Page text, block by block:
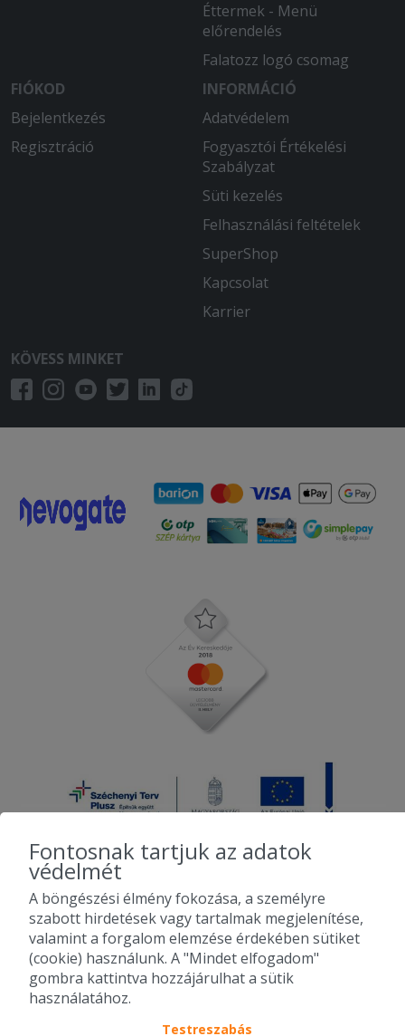
Éttermek - Menü
előrendelés
Falatozz logó csomag
FIÓKOD
Bejelentkezés
Regisztráció
INFORMÁCIÓ
Adatvédelem
Fogyasztói Értékelési
Szabályzat
Süti kezelés
Felhasználási feltételek
SuperShop
Kapcsolat
Karrier
KÖVESS MINKET
2010-2026 Copyright - Falatozz.hu - Diston-line Kft.
Pizza, gyros, hamburger, menük kedvező áron, egy helyen az összes
étterem ajánlata.
Fontosnak tartjuk az adatok
védelmét
A böngészési élmény fokozása, a személyre
szabott hirdetések vagy tartalmak megjelenítése,
valamint a forgalom elemzése érdekében sütiket
(cookie) használunk. A "Mindet elfogadom"
gombra kattintva hozzájárulhat a sütik
használatához.
Testreszabás